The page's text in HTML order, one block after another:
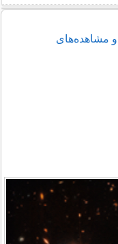
مشاهده‌های